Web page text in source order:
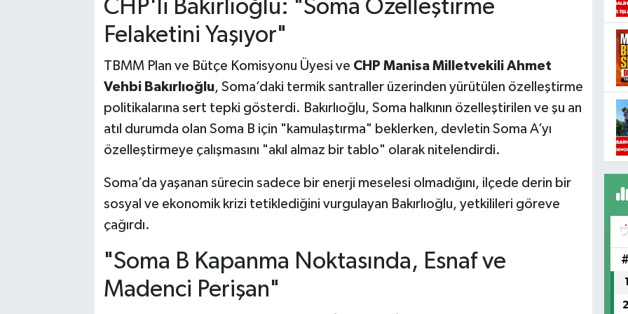
CHP'li Bakırlıoğlu: "Soma Özelleştirme
Felaketini Yaşıyor"
TBMM Plan ve Bütçe Komisyonu Üyesi ve CHP Manisa Milletvekili Ahmet
Vehbi Bakırlıoğlu, Soma’daki termik santraller üzerinden yürütülen özelleştirme
politikalarına sert tepki gösterdi. Bakırlıoğlu, Soma halkının özelleştirilen ve şu an
atıl durumda olan Soma B için "kamulaştırma" beklerken, devletin Soma A’yı
özelleştirmeye çalışmasını "akıl almaz bir tablo" olarak nitelendirdi.
Soma’da yaşanan sürecin sadece bir enerji meselesi olmadığını, ilçede derin bir
sosyal ve ekonomik krizi tetiklediğini vurgulayan Bakırlıoğlu, yetkilileri göreve
çağırdı.
"Soma B Kapanma Noktasında, Esnaf ve
Madenci Perişan"
#
1
2